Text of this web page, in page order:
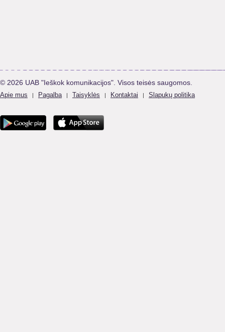
© 2026 UAB "Ieškok komunikacijos". Visos teisės saugomos.
Apie mus | Pagalba | Taisyklės | Kontaktai | Slapukų politika